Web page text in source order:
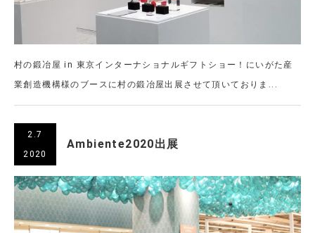
村の鍛冶屋 in 東京インターナショナルギフトショー！にいがた産
業創造機構様のブースに村の鍛冶屋出展させて頂いておりま...
2.7
2020
Ambiente2020出展